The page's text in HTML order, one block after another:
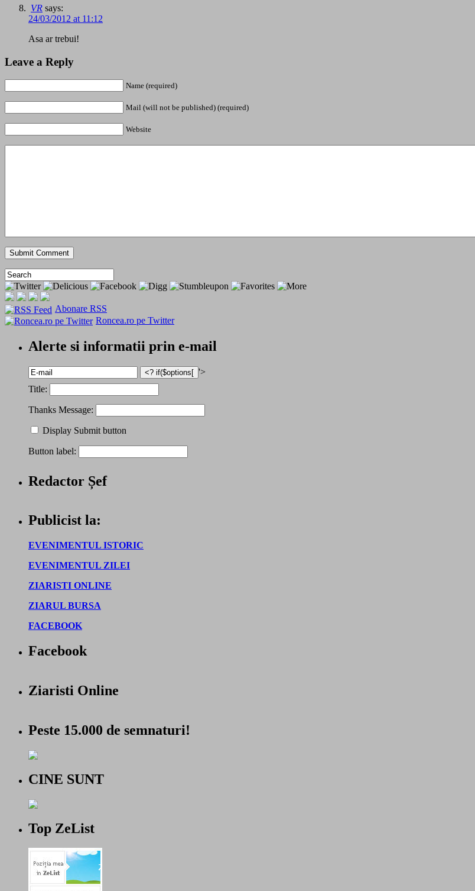
VR says:
24/03/2012 at 11:12
Asa ar trebui!
Leave a Reply
Name (required)
Mail (will not be published) (required)
Website
Abonare RSS
Roncea.ro pe Twitter
Alerte si informatii prin e-mail
'>
Title:
Thanks Message:
Display Submit button
Button label:
Redactor Șef
Publicist la:
EVENIMENTUL ISTORIC
EVENIMENTUL ZILEI
ZIARISTI ONLINE
ZIARUL BURSA
FACEBOOK
Facebook
Ziaristi Online
Peste 15.000 de semnaturi!
CINE SUNT
Top ZeList